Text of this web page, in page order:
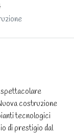
costruzione
tecnologici
di prestigio dal